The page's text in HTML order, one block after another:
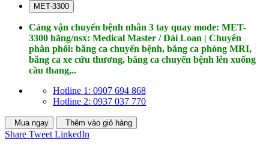
MET-3300
Cáng vận chuyển bệnh nhân 3 tay quay mode: MET-
3300 hãng/nsx: Medical Master / Đài Loan | Chuyên
phân phối: băng ca chuyển bệnh, băng ca phòng MRI,
băng ca xe cứu thương, băng ca chuyển bệnh lên xuống
cầu thang,..
Hotline 1: 0907 694 868
Hotline 2: 0937 037 770
Mua ngay Thêm vào giỏ hàng
Share Tweet LinkedIn